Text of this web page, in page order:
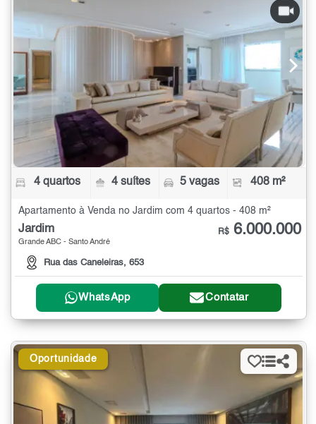
4 quartos 4 suítes 5 vagas 408 m²
Apartamento à Venda no Jardim com 4 quartos - 408 m²
Jardim
Grande ABC - Santo André
Rua das Caneleiras, 653
R$ 6.000.000
WhatsApp Contatar
Oportunidade